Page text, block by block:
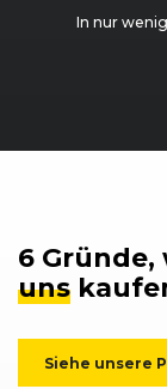
In nur
6 Gründe,
uns
Siehe unsere